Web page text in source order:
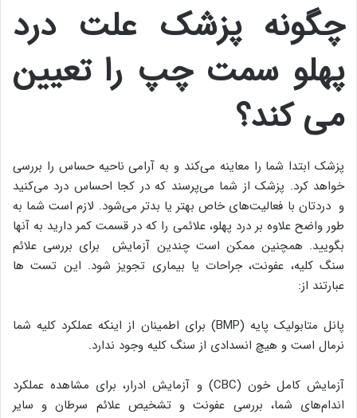
چگونه پزشک علت درد
پهلو سمت چپ را تعیین
می کند؟
پزشک ابتدا شما را معاینه می‌کند و به آرامی ناحیه حساس را بررسی
خواهد کرد. پزشک از شما می‌پرسند که در کجا احساس درد می‌کنید
و دردتان با فعالیت‌های خاص بهتر یا بدتر می‌شود. لازم است شما به
طور واضح علاوه بر درد پهلو، علائمی را که در قسمت کمر دارید به آنها
بگویید. همچنین ممکن است چندین آزمایش برای بررسی علائم
سنگ کلیه، عفونت، جراحات یا بیماری تجویز شود. این تست ها
عبارتند از:
پانل متابولیک پایه (BMP) برای اطمینان از اینکه عملکرد کلیه شما
نرمال است و هیچ انسدادی از سنگ کلیه وجود ندارد.
آزمایش کامل خون (CBC) و آزمایش ادرار، برای مشاهده عملکرد
اندام‌های شما، بررسی عفونت و تشخیص علائم سرطان و سایر